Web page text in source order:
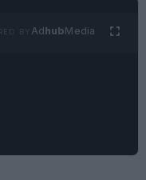
AdhubMedia